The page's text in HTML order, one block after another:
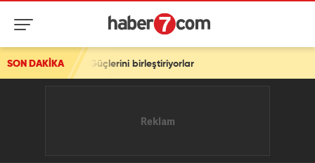
SON DAKİKA
Güçlerini birleştiriyorlar